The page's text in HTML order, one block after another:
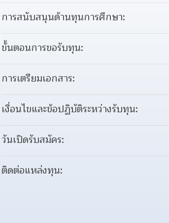
การสนับสนุนด้านทุนการศึกษา:
ขั้นตอนการขอรับทุน:
การเตรียมเอกสาร:
เงื่อนไขและข้อปฏิบัติระหว่างรับทุน:
วันเปิดรับสมัคร:
ติดต่อแหล่งทุน: